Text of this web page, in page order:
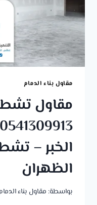
مقاول بناء الدمام
مقاول
الخبر –
الظهران
بواسطة: مقاول بناء